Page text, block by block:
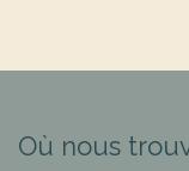
Où nous